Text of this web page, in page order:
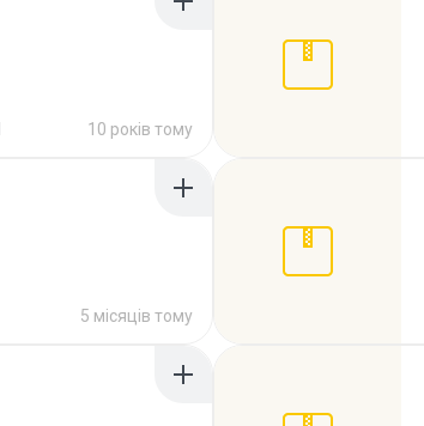
10 років тому
5 місяців тому